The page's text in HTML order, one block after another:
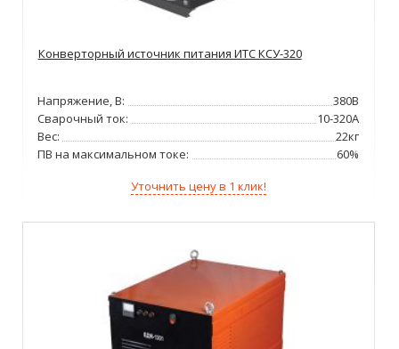
Конверторный источник питания ИТС КСУ-320
Напряжение, В:
380В
Сварочный ток:
10-320А
Вес:
22кг
ПВ на максимальном токе:
60%
Уточнить цену в 1 клик!